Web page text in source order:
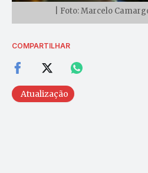
| Foto: Marcelo
COMPARTILHAR
Atualização